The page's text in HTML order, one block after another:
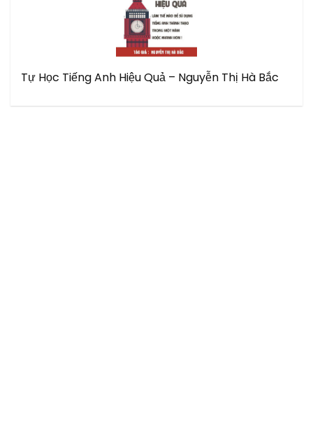
Tự Học Tiếng Anh Hiệu Quả – Nguyễn Thị Hà Bắc